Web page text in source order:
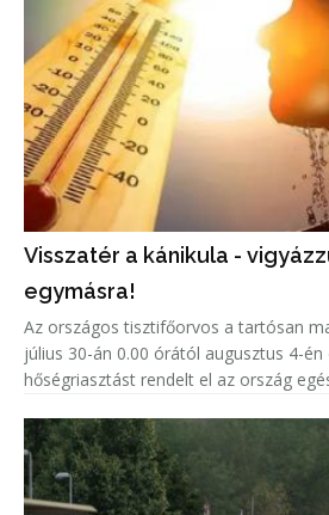
Visszatér a kánikula -
egymásra!
Az országos tisztifőorvos a tartósan
július 30-án 0.00 órától augusztus 4-
hőségriasztást rendelt el az ország